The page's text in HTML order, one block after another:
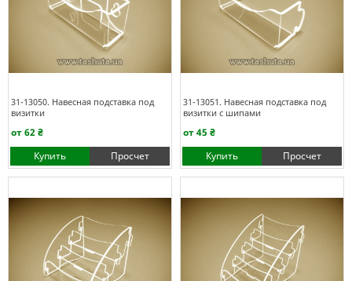
31-13050. Навесная подставка под
визитки
от 62 ₴
Купить
Просчет
31-13051. Навесная подставка под
визитки с шипами
от 45 ₴
Купить
Просчет